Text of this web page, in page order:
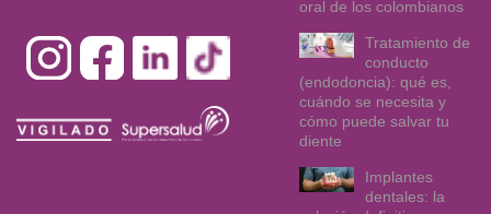
oral de los colombianos
Tratamiento de
conducto
(endodoncia): qué es,
cuándo se necesita y
cómo puede salvar tu
diente
Implantes
dentales: la